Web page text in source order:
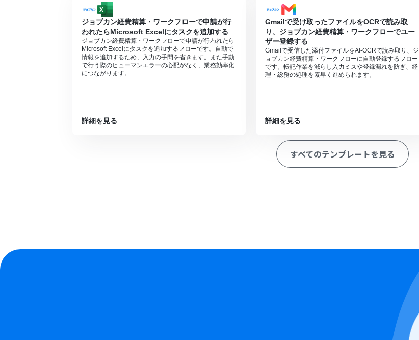
ジョブカン経費精算・ワークフローで申請が行
われたらMicrosoft Excelにタスクを追加する
ジョブカン経費精算・ワークフローで申請が行われたら
Microsoft Excelにタスクを追加するフローです。自動で
情報を追加するため、入力の手間を省きます。また手動
で行う際のヒューマンエラーの心配がなく、業務効率化
につながります。
詳細を見る
Gmailで受け取ったファイルをOCRで読み取
り、ジョブカン経費精算・ワークフローでユー
ザー登録する
Gmailで受信した添付ファイルをAI-OCRで読み取り、ジ
ョブカン経費精算・ワークフローに自動登録するフロー
です。転記作業を減らし入力ミスや登録漏れを防ぎ、経
理・総務の処理を素早く進められます。
詳細を見る
すべてのテンプレートを見る